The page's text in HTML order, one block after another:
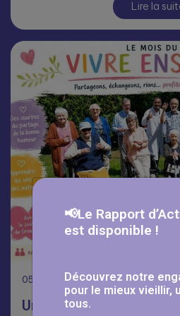
Lire la
05
Une journée Portes
📢Le Rapport
est disponible !
Découvrez notre
pour le mieux vieillir,
tous.